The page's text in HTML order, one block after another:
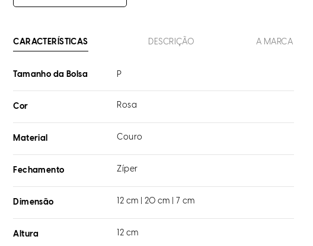
CARACTERÍSTICAS DESCRIÇÃO A MARCA
Tamanho da Bolsa P
Cor Rosa
Material Couro
Fechamento Zíper
Dimensão 12 cm | 20 cm | 7 cm
Altura 12 cm